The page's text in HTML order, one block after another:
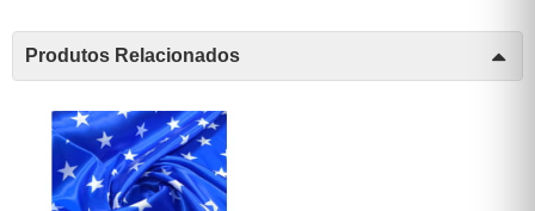
Produtos Relacionados